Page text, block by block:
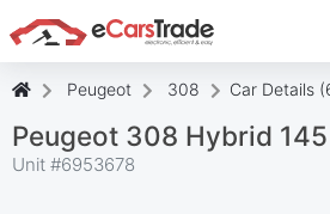
Install eCarsTrade web app,
Home Screen and receive
Peugeot 308 Car Details
Peugeot 308 Hybrid
Unit #6953678